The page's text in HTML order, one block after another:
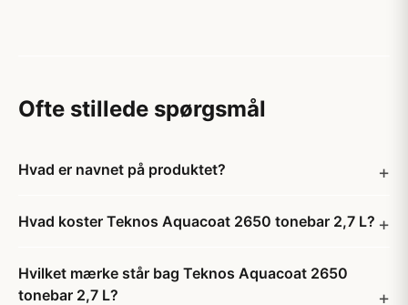
Ofte stillede spørgsmål
Hvad er navnet på produktet?
Hvad koster Teknos Aquacoat 2650 tonebar 2,7 L?
Hvilket mærke står bag Teknos Aquacoat 2650
tonebar 2,7 L?